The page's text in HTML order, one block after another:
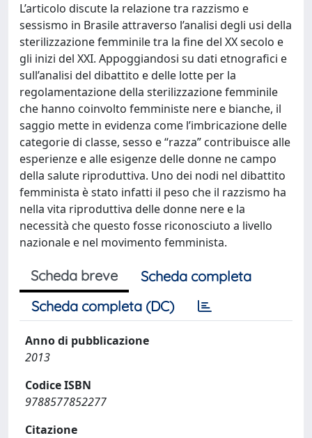
L’articolo discute la relazione tra razzismo e
sessismo in Brasile attraverso l’analisi degli usi della
sterilizzazione femminile tra la fine del XX secolo e
gli inizi del XXI. Appoggiandosi su dati etnografici e
sull’analisi del dibattito e delle lotte per la
regolamentazione della sterilizzazione femminile
che hanno coinvolto femministe nere e bianche, il
saggio mette in evidenza come l’imbricazione delle
categorie di classe, sesso e “razza” contribuisce alle
esperienze e alle esigenze delle donne ne campo
della salute riproduttiva. Uno dei nodi nel dibattito
femminista è stato infatti il peso che il razzismo ha
nella vita riproduttiva delle donne nere e la
necessità che questo fosse riconosciuto a livello
nazionale e nel movimento femminista.
Scheda breve
Scheda completa
Scheda completa (DC)
Anno di pubblicazione
2013
Codice ISBN
9788577852277
Citazione